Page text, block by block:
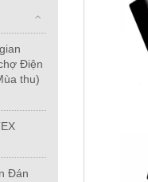
Điện
thu)
Đán